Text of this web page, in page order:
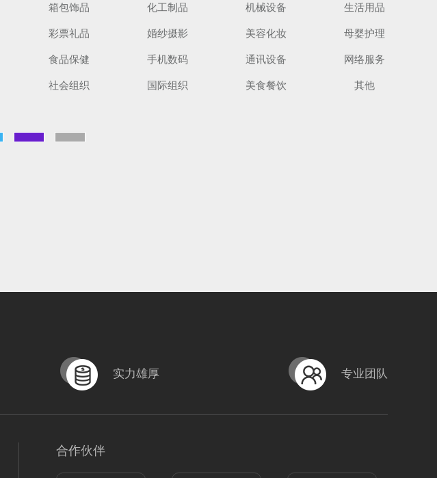
箱包饰品 化工制品 机械设备
生活用品
彩票礼品 婚纱摄影 美容化妆
母婴护理
食品保健 手机数码 通讯设备
网络服务
社会组织 国际组织 美食餐饮 其他
扫码手机预览
实力雄厚 专业团队
合作伙伴